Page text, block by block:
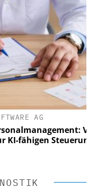
AG
Von
Steuerung